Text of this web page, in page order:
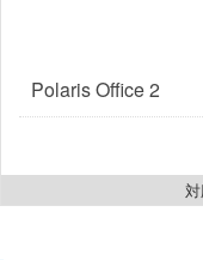
Polaris Office 2